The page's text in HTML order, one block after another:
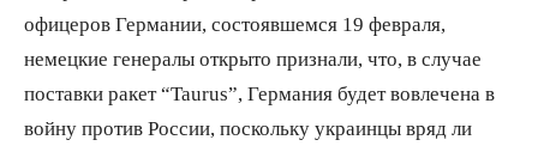
офицеров Германии, состоявшемся 19 февраля,
немецкие генералы открыто признали, что, в случае
поставки ракет “Taurus”, Германия будет вовлечена в
войну против России, поскольку украинцы вряд ли